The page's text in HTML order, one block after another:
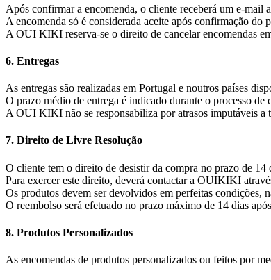
Após confirmar a encomenda, o cliente receberá um e-mail
A encomenda só é considerada aceite após confirmação do
A OUI KIKI reserva-se o direito de cancelar encomendas
6. Entregas
As entregas são realizadas em Portugal e noutros países
O prazo médio de entrega é indicado durante o processo
A OUI KIKI não se responsabiliza por atrasos imputáveis a
7. Direito de Livre Resolução
O cliente tem o direito de desistir da compra no prazo de 14
Para exercer este direito, deverá contactar a OUIKIKI
Os produtos devem ser devolvidos em perfeitas condições,
O reembolso será efetuado no prazo máximo de 14 dias
8. Produtos Personalizados
As encomendas de produtos personalizados ou feitos por